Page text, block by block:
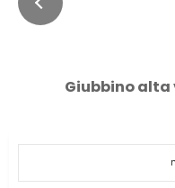
Giubbino